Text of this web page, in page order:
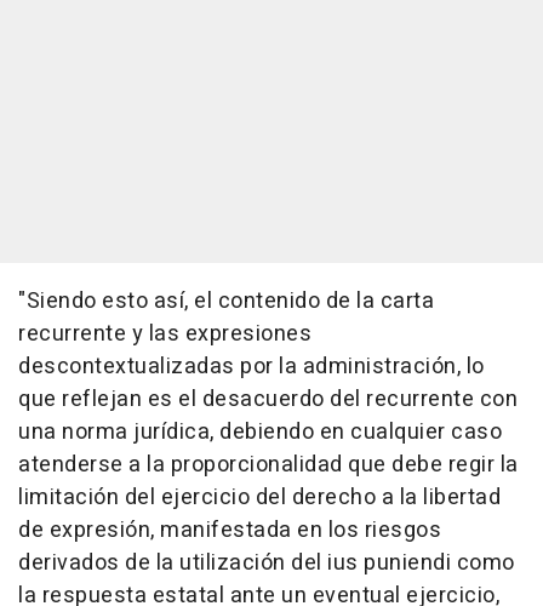
"Siendo esto así, el contenido de la carta
recurrente y las expresiones
descontextualizadas por la administración, lo
que reflejan es el desacuerdo del recurrente con
una norma jurídica, debiendo en cualquier caso
atenderse a la proporcionalidad que debe regir la
limitación del ejercicio del derecho a la libertad
de expresión, manifestada en los riesgos
derivados de la utilización del ius puniendi como
la respuesta estatal ante un eventual ejercicio,